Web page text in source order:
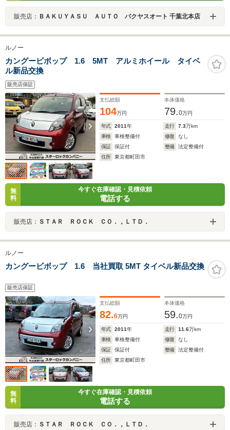
販売店： ＢＡＫＵＹＡＳＵ ＡＵＴＯ バクヤスオート 千葉北本店
ルノー
カングービボップ 1.6 5MT アルミホイール タイベ
ル新品交換
販売店保証
支払総額
104万円
本体価格
79.0万円
年式 2011年 走行 7.3万km
車検
車検整備付 修復
なし
保証
保証付 整備
法定整備付
住所
東京都町田市
無
料
今すぐ在庫確認・見積依頼
電話する
販売店： ＳＴＡＲ ＲＯＣＫ ＣＯ．，ＬＴＤ．
ルノー
カングービボップ 1.6 当社買取 5MT タイベル新品交換
販売店保証
支払総額
82.6万円
本体価格
59.0万円
年式 2011年 走行 11.6万km
車検
車検整備付 修復
なし
保証
保証付 整備
法定整備付
住所
東京都町田市
無
料
今すぐ在庫確認・見積依頼
電話する
販売店： ＳＴＡＲ ＲＯＣＫ ＣＯ．，ＬＴＤ．